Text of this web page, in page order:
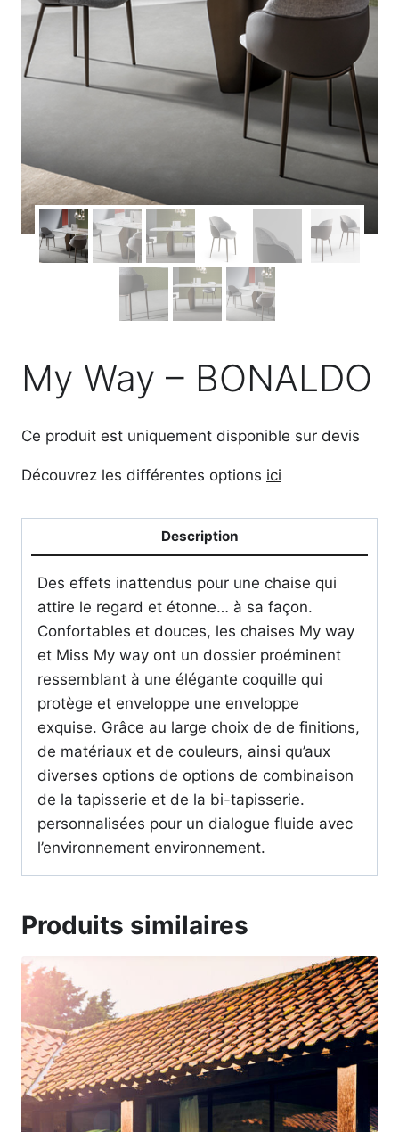
My Way – BONALDO
Ce produit est uniquement disponible sur devis
Découvrez les différentes options ici
Description
Des effets inattendus pour une chaise qui
attire le regard et étonne… à sa façon.
Confortables et douces, les chaises My way
et Miss My way ont un dossier proéminent
ressemblant à une élégante coquille qui
protège et enveloppe une enveloppe
exquise. Grâce au large choix de de finitions,
de matériaux et de couleurs, ainsi qu’aux
diverses options de options de combinaison
de la tapisserie et de la bi-tapisserie.
personnalisées pour un dialogue fluide avec
l’environnement environnement.
Produits similaires